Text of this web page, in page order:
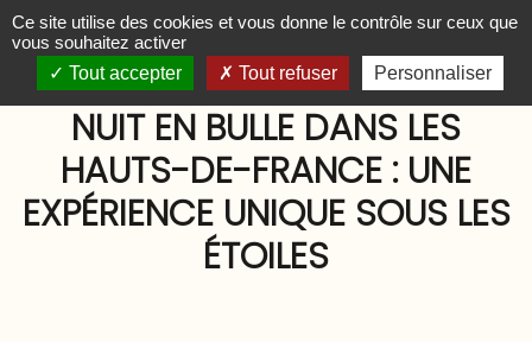
Panneau de gestion des cookies
Ce site utilise des cookies et vous donne le contrôle sur ceux que
vous souhaitez activer
Tout accepter
Tout refuser Personnaliser
NUIT EN BULLE DANS LES
HAUTS-DE-FRANCE : UNE
EXPÉRIENCE UNIQUE SOUS LES
ÉTOILES